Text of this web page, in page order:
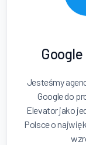
Jesteśmy
Google do
Elevator jako
Polsce o